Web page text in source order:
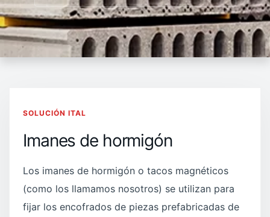
SOLUCIÓN ITAL
Imanes de hormigón
Los imanes de hormigón o tacos magnéticos
(como los llamamos nosotros) se utilizan para
fijar los encofrados de piezas prefabricadas de